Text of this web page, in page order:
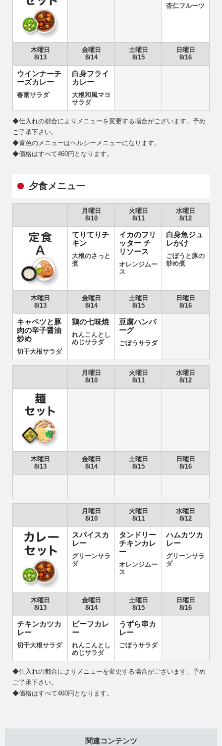
杏仁フルーツ
木曜日
8/13
金曜日
8/14
土曜日
8/15
日曜日
8/16
ウインナーチ
ーズカレー
春雨サラダ
白身フライ
カレー
大根和風マヨ
サラダ
◆仕入れの都合によりメニューを変更する場合がございます。予め
ご了承下さい。
◆黄色のメニューはヘルシーメニューになります。
◆価格はすべて460円となります。
夕食メニュー
月曜日
8/10
火曜日
8/11
水曜日
8/12
てりてりチ
キン
大根のさっと
煮
イカのフリ
ッター チ
リソース
オレンジムー
ス
白身魚ジュ
レかけ
ごぼうと豚の
炒め煮
木曜日
8/13
金曜日
8/14
土曜日
8/15
日曜日
8/16
キャベツと豚
肉の辛子醤油
炒め
切干大根サラダ
鶏の七味焼
れんこんとし
めじサラダ
豆腐ハンバ
ーグ
ごぼうサラダ
月曜日
8/10
火曜日
8/11
水曜日
8/12
木曜日
8/13
金曜日
8/14
土曜日
8/15
日曜日
8/16
月曜日
8/10
火曜日
8/11
水曜日
8/12
スパイスカ
レー
グリーンサラ
ダ
タンドリー
チキンカレ
ー
オレンジムー
ス
ハムカツカ
レー
グリーンサラ
ダ
木曜日
8/13
金曜日
8/14
土曜日
8/15
日曜日
8/16
チキンカツカ
レー
切干大根サラダ
ビーフカレ
ー
れんこんとし
めじサラダ
うずら串カ
レー
ごぼうサラダ
◆仕入れの都合によりメニューを変更する場合がございます。予め
ご了承下さい。
◆価格はすべて460円となります。
関連コンテンツ